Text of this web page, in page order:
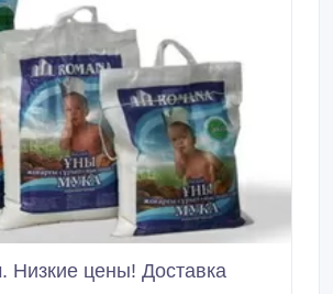
Низкие цены! Доставка